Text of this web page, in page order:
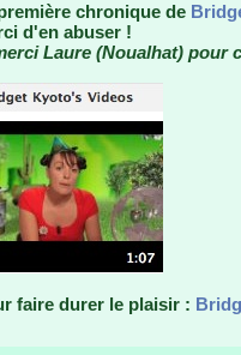
chronique de
d'en abuser !
Laure (Noualhat) pour
faire durer le plaisir :